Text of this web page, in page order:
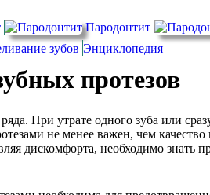
Пародонтит
зубов Энциклопедия
протезов
При утрате одного зуба или
не менее важен, чем
дискомфорта, необходимо знать